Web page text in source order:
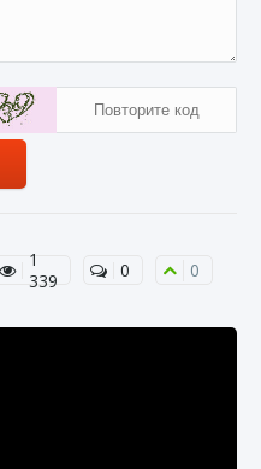
1
339
0 0